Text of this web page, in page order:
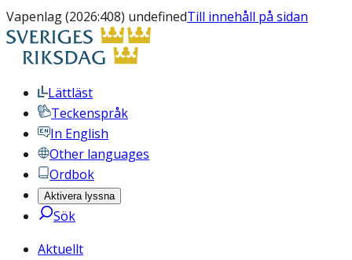
Vapenlag (2026:408) undefinedTill innehåll på sidan
Lättläst
Teckenspråk
In English
Other languages
Ordbok
Aktivera lyssna
Sök
Aktuellt